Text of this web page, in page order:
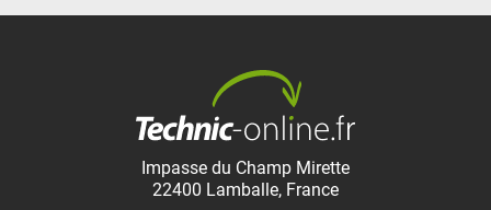
Impasse du Champ Mirette
22400 Lamballe, France